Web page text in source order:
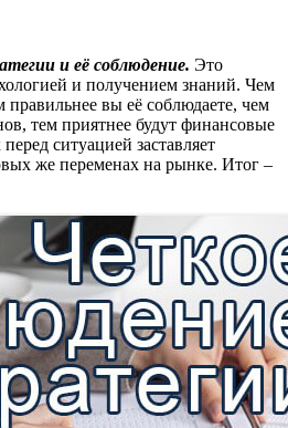
и её соблюдение. Это
и получением знаний. Чем
правильнее вы её соблюдаете, чем
тем приятнее будут финансовые
ситуацией заставляет
же переменах на рынке. Итог –